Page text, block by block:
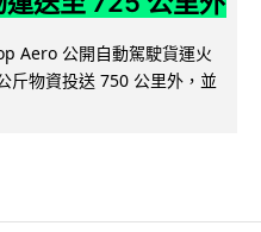
Aero 公開自動駕駛貨運火
斤物資投送 750 公里外，並